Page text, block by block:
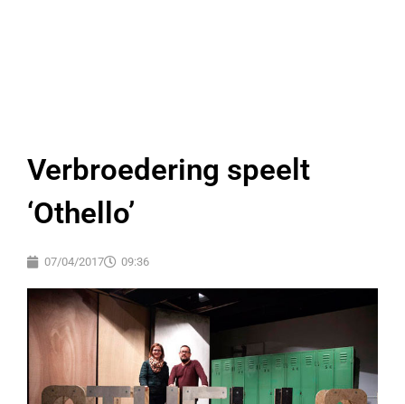
Verbroedering speelt
‘Othello’
07/04/2017 09:36